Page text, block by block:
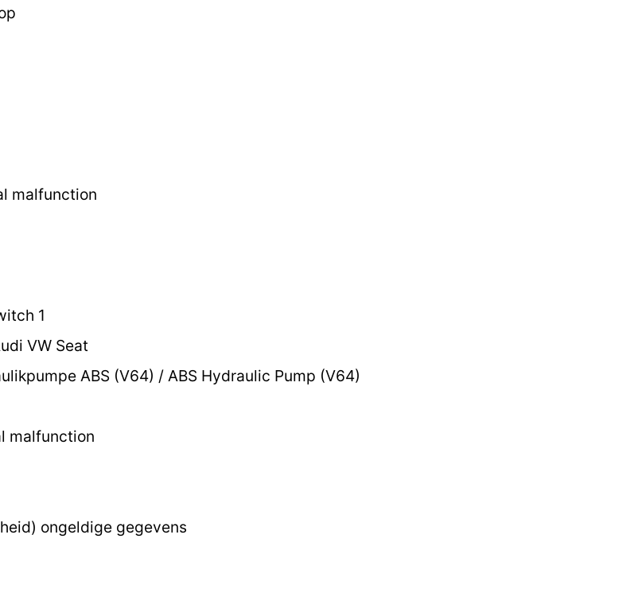
malfunction
1
VW Seat
ABS (V64) / ABS Hydraulic Pump (V64)
malfunction
ongeldige gegevens